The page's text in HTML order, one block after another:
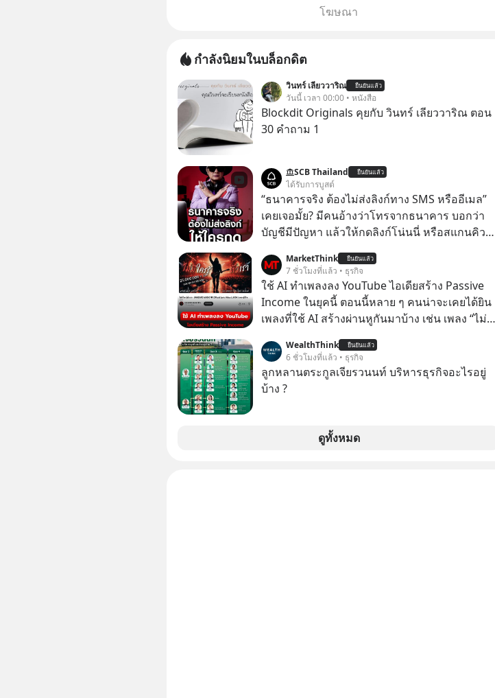
โฆษณา
กำลังนิยมในบล็อกดิต
วินทร์ เลียววาริณ ยืนยันแล้ว
วันนี้ เวลา 00:00 • หนังสือ
Blockdit Originals คุยกับ วินทร์ เลียววาริณ ตอน
30 คำถาม 1
SCB Thailand ยืนยันแล้ว
ได้รับการบูสต์
“ธนาคารจริง ต้องไม่ส่งลิงก์ทาง SMS หรืออีเมล”
เคยเจอมั้ย? มีคนอ้างว่าโทรจากธนาคาร บอกว่า
บัญชีมีปัญหา แล้วให้กดลิงก์โน่นนี่ หรือสแกนคิว
หลอกลวงในคราบความน่าเชื่อถือกันค่ะ #แก้เกม
กลโกง #ป้าเก๋าเล่ากลโกง #LivesSustainably #อยู่
อย่างยั่งยืน #CyberSecurity #ป้าเก๋า
#FraudEducation #FinancialLiteracy
#DigitalBankWithHumanTouch
MarketThink ยืนยันแล้ว
7 ชั่วโมงที่แล้ว • ธุรกิจ
ใช้ AI ทำเพลงลง YouTube ไอเดียสร้าง Passive
Income ในยุคนี้ ตอนนี้หลาย ๆ คนน่าจะเคยได้ยิน
เพลงที่ใช้ AI สร้างผ่านหูกันมาบ้าง เช่น เพลง “ไม่มี
ตอนนี้มียอดรับชมกว่า 26 ล้านครั้งแล้ว
WealthThink ยืนยันแล้ว
6 ชั่วโมงที่แล้ว • ธุรกิจ
ลูกหลานตระกูลเจียรวนนท์ บริหารธุรกิจอะไรอยู่
บ้าง ?
ดูทั้งหมด